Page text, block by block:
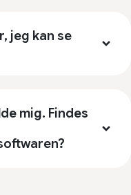
jeg kan se
mig. Findes